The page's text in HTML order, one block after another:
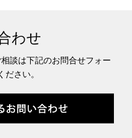
わせ
談は下記のお問合せフォー
ださい。